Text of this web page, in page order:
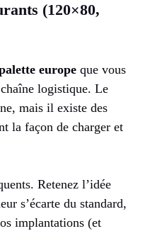
(120×80,
europe que vous
logistique. Le
mais il existe des
la façon de charger et
Retenez l’idée
s’écarte du standard,
implantations (et